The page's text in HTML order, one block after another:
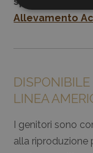
Allevamento
LINEA
I genitori sono
alla riproduzione